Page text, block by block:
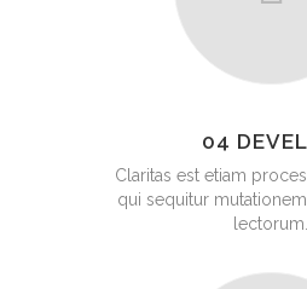
04
Claritas est etiam
qui sequitur
lectorum.